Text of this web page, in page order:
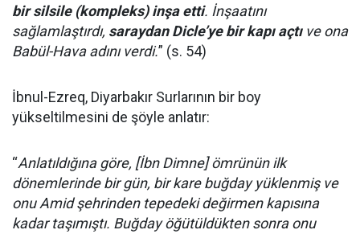
bir silsile (kompleks) inşa etti. İnşaatını
sağlamlaştırdı, saraydan Dicle’ye bir kapı açtıve ona
Babül-Hava adını verdi.” (s. 54)
İbnul-Ezreq, Diyarbakır Surlarının bir boy
yükseltilmesini de şöyle anlatır:
“Anlatıldığına göre, [İbn Dimne] ömrünün ilk
dönemlerinde bir gün, bir kare buğday yüklenmiş ve
onu Amid şehrinden tepedeki değirmen kapısına
kadar taşımıştı. Buğday öğütüldükten sonra onu